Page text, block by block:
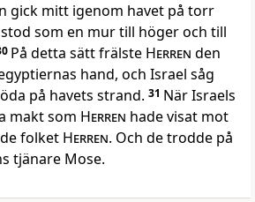
gick mitt igenom havet på torr
som en mur till höger och till
På detta sätt frälste Herren den
hand, och Israel såg
på havets strand. 31 När Israels
makt som Herren hade visat mot
folket Herren. Och de trodde på
tjänare Mose.